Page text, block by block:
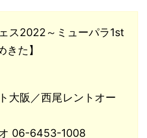
ス2022～ミューパラ1st
た】
大阪／西尾レントオー
06-6453-1008